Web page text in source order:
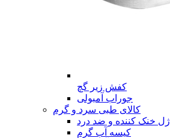
کفش زیر گچ
جوراب آمبولی
کالای طبی سرد و گرم
ژل خنک کننده و ضد درد
کیسه آب گرم